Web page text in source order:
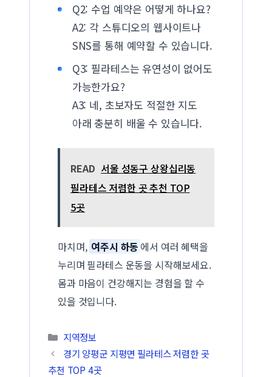
Q2: 수업 예약은 어떻게 하나요?
A2: 각 스튜디오의 웹사이트나
SNS를 통해 예약할 수 있습니다.
Q3: 필라테스는 유연성이 없어도
가능한가요?
A3: 네, 초보자도 적절한 지도
아래 충분히 배울 수 있습니다.
READ 서울 성동구 상왕십리동
필라테스 저렴한 곳 추천 TOP
5곳
마치며, 여주시 하동 에서 여러 혜택을
누리며 필라테스 운동을 시작해보세요.
몸과 마음이 건강해지는 경험을 할 수
있을 것입니다.
카테고리
지역정보
경기 양평군 지평면 필라테스 저렴한 곳
추천 TOP 4곳